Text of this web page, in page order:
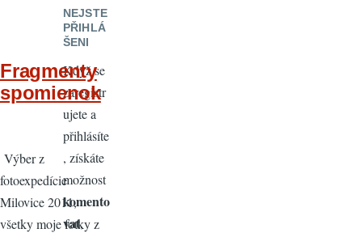
Fragmenty
spomienok
Výber z
fotoexpedície
Milovice 2011,
všetky moje fotky z
NEJSTE
PŘIHLÁ
ŠENI
Když se
zaregistr
ujete a
přihlásíte
, získáte
možnost
komento
vat,